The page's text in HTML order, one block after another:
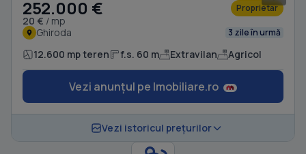
252.000 €
20 € / mp
Proprietar
Ghiroda 3 zile în urmă
12.600 mp teren f.s. 60 m Extravilan Agricol
Vezi anunțul pe Imobiliare.ro
Vezi istoricul prețurilor